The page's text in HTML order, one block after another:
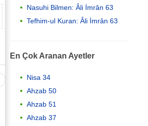
Nasuhi Bilmen: Âli İmrân 63
Tefhim-ul Kuran: Âli İmrân 63
En Çok Aranan Ayetler
Nisa 34
Ahzab 50
Ahzab 51
Ahzab 37